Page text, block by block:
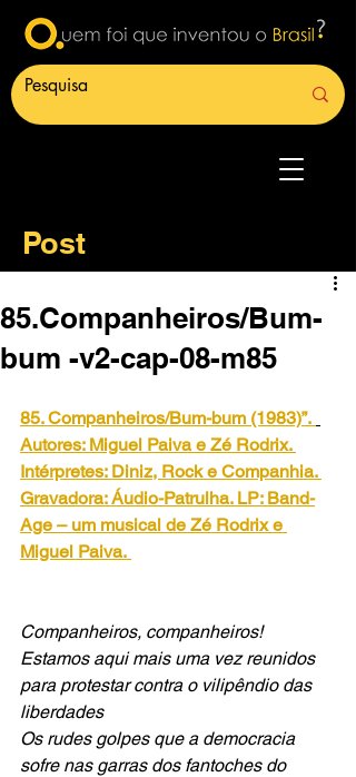
Post
85.Companheiros/Bum-
bum -v2-cap-08-m85
85. Companheiros/Bum-bum (1983)”.
Autores: Miguel Paiva e Zé Rodrix.
Intérpretes: Diniz, Rock e Companhia.
Gravadora: Áudio-Patrulha. LP: Band-
Age – um musical de Zé Rodrix e
Miguel Paiva.
Companheiros, companheiros!
Estamos aqui mais uma vez reunidos
para protestar contra o vilipêndio das
liberdades
Os rudes golpes que a democracia
sofre nas garras dos fantoches do